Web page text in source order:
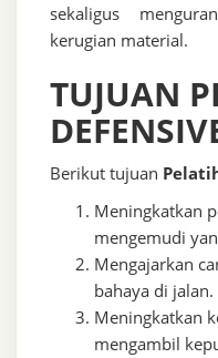
sekaligus
kerugian material.
TUJUAN
Berikut tujuan
Meningkatkan
mengemudi
Mengajarkan
bahaya di jalan.
Meningkatkan
mengambil